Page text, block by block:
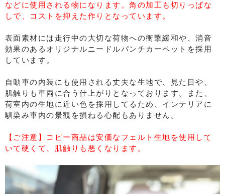
などに使用される物になります。角の加工も切りっぱな
しで、コストを抑えた作りとなっています。
表面素材には走行中の大切な荷物への衝撃緩和や、消音
効果のあるオリジナルニードルパンチカーペットを採用
しています。
自動車の内装にも使用される丈夫な生地で、見た目や、
肌触りも車両に合う仕上がりとなっております。また、
荷室内の生地に近い色を採用してるため、インテリアに
馴染み車内の景観を損ねる心配もありません。
【ご注意】コピー商品は安価なフェルト生地を使用して
いて硬くて、肌触りも悪くなります。